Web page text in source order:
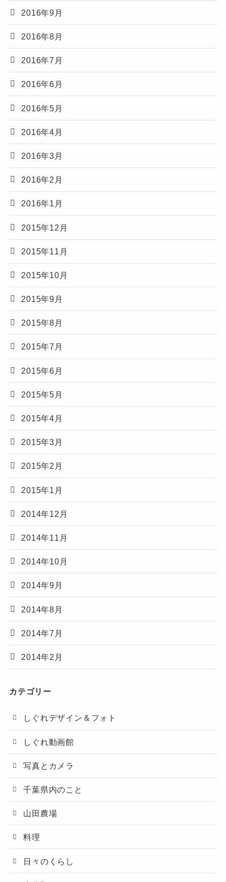
2016年9月
2016年8月
2016年7月
2016年6月
2016年5月
2016年4月
2016年3月
2016年2月
2016年1月
2015年12月
2015年11月
2015年10月
2015年9月
2015年8月
2015年7月
2015年6月
2015年5月
2015年4月
2015年3月
2015年2月
2015年1月
2014年12月
2014年11月
2014年10月
2014年9月
2014年8月
2014年7月
2014年2月
カテゴリー
しぐれデザイン＆フォト
しぐれ動画館
写真とカメラ
千葉県内のこと
山田農場
料理
日々のくらし